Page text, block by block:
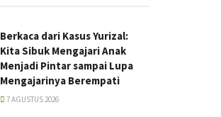
Berkaca dari Kasus Yurizal:
Kita Sibuk Mengajari Anak
Menjadi Pintar sampai Lupa
Mengajarinya Berempati
7 AGUSTUS 2026